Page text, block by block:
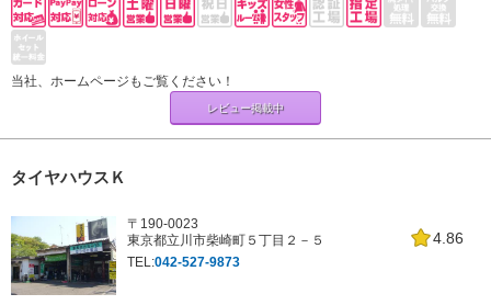
当社、ホームページもご覧ください！
レビュー掲載中
タイヤハウスＫ
4.86
〒190-0023
東京都立川市柴崎町５丁目２－５
TEL:042-527-9873